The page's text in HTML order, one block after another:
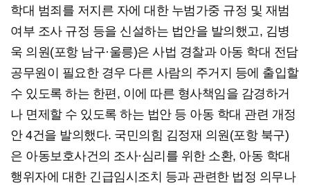
학대 범죄를 저지른 자에 대한 누범가중 규정 및 재범
여부 조사 규정 등을 신설하는 법안을 발의했고, 김병
욱 의원(포항 남구·울릉)은 사법 경찰과 아동 학대 전담
공무원이 필요한 경우 다른 사람의 주거지 등에 출입할
수 있도록 하는 한편, 이에 따른 형사책임을 감경하거
나 면제할 수 있도록 하는 법안 등 아동 학대 관련 개정
안 4건을 발의했다. 국민의힘 김정재 의원(포항 북구)
은 아동보호사건의 조사·심리를 위한 소환, 아동 학대
행위자에 대한 긴급임시조치 등과 관련한 법정 의무나